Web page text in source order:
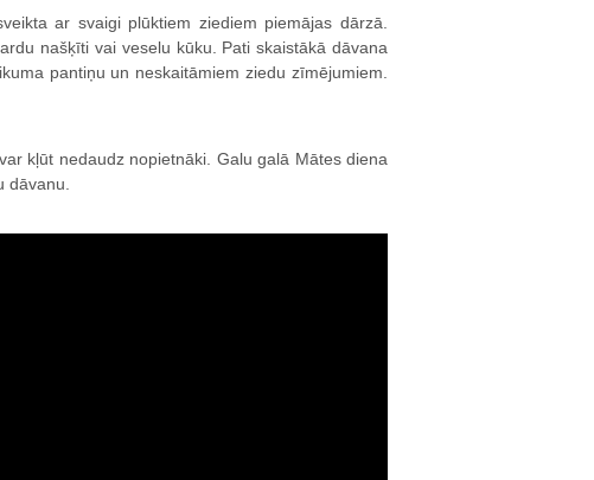
ar svaigi plūktiem ziediem piemājas dārzā.
našķīti vai veselu kūku. Pati skaistākā dāvana
pantiņu un neskaitāmiem ziedu zīmējumiem.
kļūt nedaudz nopietnāki. Galu galā Mātes diena
dāvanu.